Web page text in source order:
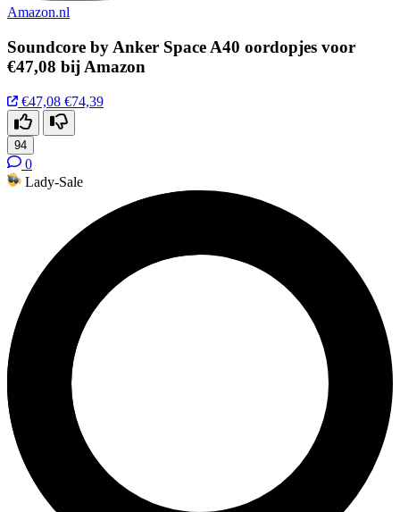
Amazon.nl
Soundcore by Anker Space A40 oordopjes voor
€47,08 bij Amazon
€47,08 €74,39
94
0
Lady-Sale